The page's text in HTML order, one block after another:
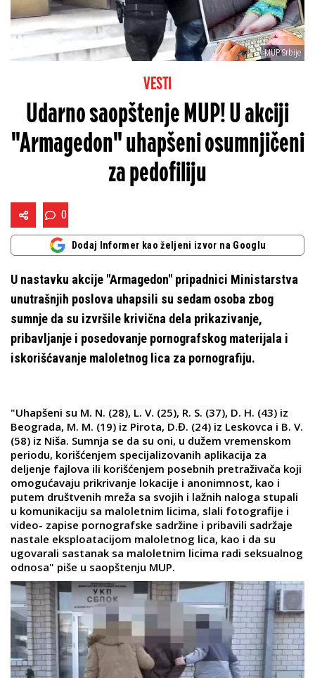
MUP Srbije
VESTI
Udarno saopštenje MUP! U akciji
"Armagedon" uhapšeni osumnjičeni
za pedofiliju
0
Dodaj Informer kao željeni izvor na Googlu
U nastavku akcije "Armagedon" pripadnici Ministarstva
unutrašnjih poslova uhapsili su sedam osoba zbog
sumnje da su izvršile krivična dela prikazivanje,
pribavljanje i posedovanje pornografskog materijala i
iskorišćavanje maloletnog lica za pornografiju.
"Uhapšeni su M. N. (28), L. V. (25), R. S. (37), D. H. (43) iz
Beograda, M. M. (19) iz Pirota, D.Đ. (24) iz Leskovca i B. V.
(58) iz Niša. Sumnja se da su oni, u dužem vremenskom
periodu, korišćenjem specijalizovanih aplikacija za
deljenje fajlova ili korišćenjem posebnih pretraživača koji
omogućavaju prikrivanje lokacije i anonimnost, kao i
putem društvenih mreža sa svojih i lažnih naloga stupali
u komunikaciju sa maloletnim licima, slali fotografije i
video- zapise pornografske sadržine i pribavili sadržaje
nastale eksploatacijom maloletnog lica, kao i da su
ugovarali sastanak sa maloletnim licima radi seksualnog
odnosa" piše u saopštenju MUP.